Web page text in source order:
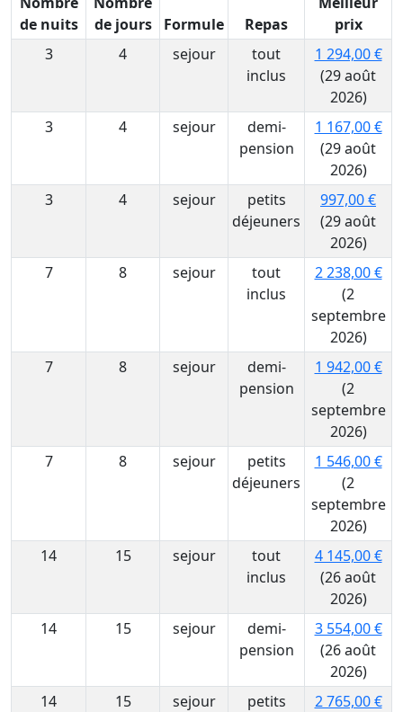
de nuits
de jours
Formule Repas
prix
3
4 sejour
tout
inclus
1 294,00 €
(29 août
2026)
3
4 sejour
demi-
pension
1 167,00 €
(29 août
2026)
3
4 sejour
petits
déjeuners
997,00 €
(29 août
2026)
7
8 sejour
tout
inclus
2 238,00 €
(2
septembre
2026)
7
8 sejour
demi-
pension
1 942,00 €
(2
septembre
2026)
7
8 sejour
petits
déjeuners
1 546,00 €
(2
septembre
2026)
14
15 sejour
tout
inclus
4 145,00 €
(26 août
2026)
14
15 sejour
demi-
pension
3 554,00 €
(26 août
2026)
14
15 sejour
petits
2 765,00 €